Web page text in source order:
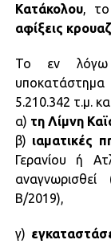
Κατάκολου, το
αφίξεις
Το εν λόγω
5.210.342 τ.μ.
α) τη Λίμνη
β) ιαματικές
Γερανίου ή
Β/2019),
γ)